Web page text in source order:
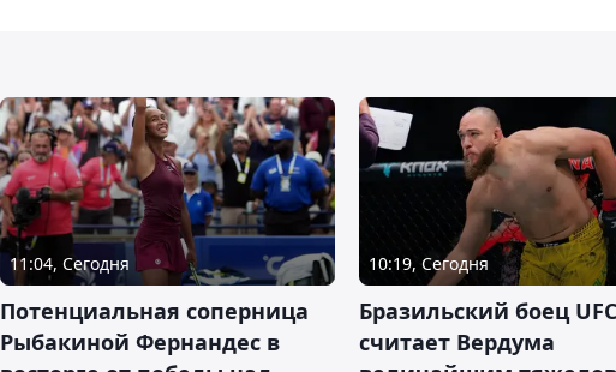
11:04, Сегодня
Потенциальная соперница
Рыбакиной Фернандес в
10:19, Сегодня
Бразильский боец
считает Вердума